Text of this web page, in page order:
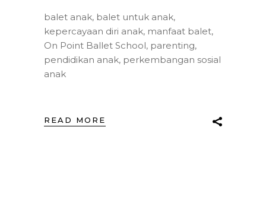
balet anak, balet untuk anak,
kepercayaan diri anak, manfaat balet,
On Point Ballet School, parenting,
pendidikan anak, perkembangan sosial
anak
READ MORE